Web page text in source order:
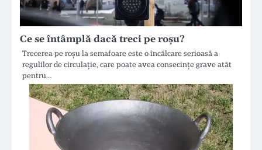
Ce se întâmplă dacă treci pe roșu?
Trecerea pe roșu la semafoare este o încălcare serioasă a
regulilor de circulație, care poate avea consecințe grave atât
pentru…